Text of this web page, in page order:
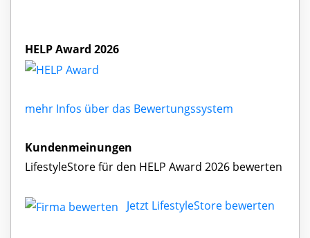
HELP Award 2026
mehr Infos über das Bewertungssystem
Kundenmeinungen
LifestyleStore für den HELP Award 2026 bewerten
Jetzt LifestyleStore bewerten